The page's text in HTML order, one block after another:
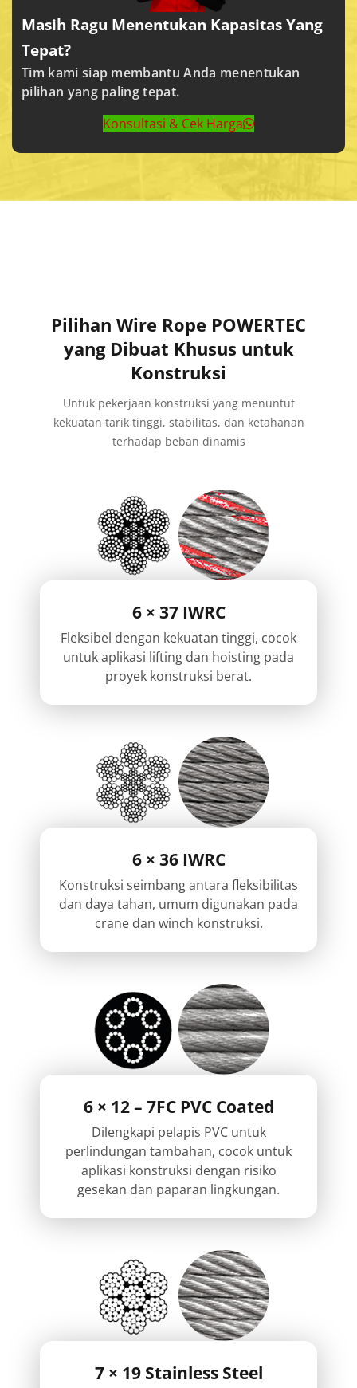
Masih Ragu Menentukan Kapasitas Yang
Tepat?
Tim kami siap membantu Anda menentukan
pilihan yang paling tepat.
Konsultasi & Cek Harga
Pilihan Wire Rope POWERTEC
yang Dibuat Khusus untuk
Konstruksi
Untuk pekerjaan konstruksi yang menuntut
kekuatan tarik tinggi, stabilitas, dan ketahanan
terhadap beban dinamis
6 × 37 IWRC
Fleksibel dengan kekuatan tinggi, cocok
untuk aplikasi lifting dan hoisting pada
proyek konstruksi berat.
6 × 36 IWRC
Konstruksi seimbang antara fleksibilitas
dan daya tahan, umum digunakan pada
crane dan winch konstruksi.
6 × 12 – 7FC PVC Coated
Dilengkapi pelapis PVC untuk
perlindungan tambahan, cocok untuk
aplikasi konstruksi dengan risiko
gesekan dan paparan lingkungan.
7 × 19 Stainless Steel